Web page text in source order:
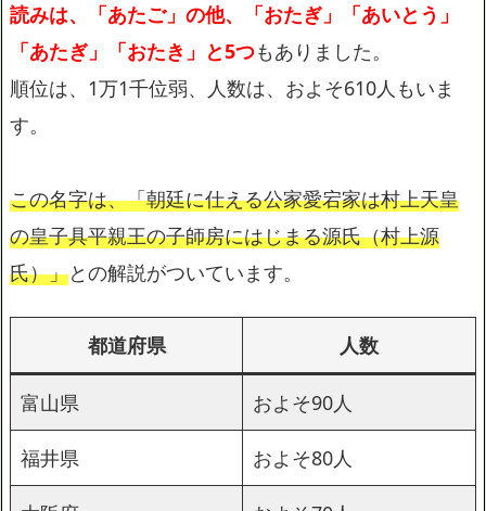
読みは、「あたご」の他、「おたぎ」「あいとう」
「あたぎ」「おたき」と5つもありました。
順位は、1万1千位弱、人数は、およそ610人もいま
す。
この名字は、「朝廷に仕える公家愛宕家は村上天皇
の皇子具平親王の子師房にはじまる源氏（村上源
氏）」との解説がついています。
都道府県 人数
富山県 およそ90人
福井県 およそ80人